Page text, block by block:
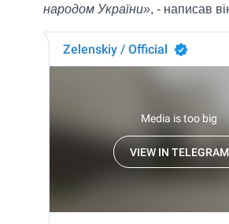
народом України», - написав